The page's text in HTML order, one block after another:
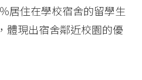
居住在學校宿舍的留學生
體現出宿舍鄰近校園的優